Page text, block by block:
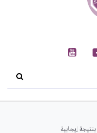
إيجابية